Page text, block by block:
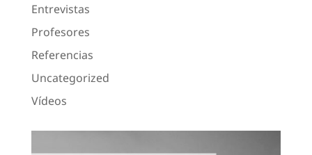
Entrevistas
Profesores
Referencias
Uncategorized
Vídeos